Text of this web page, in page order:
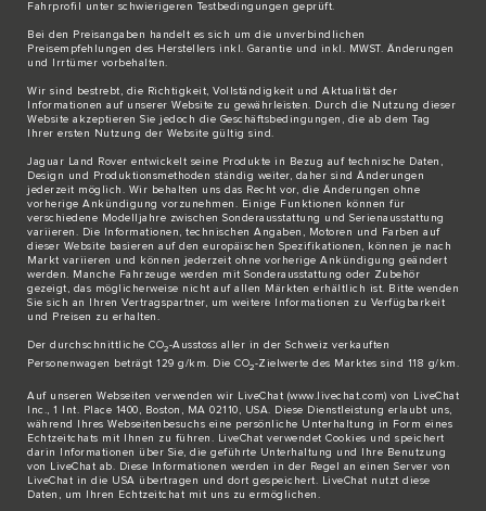
Fahrprofil unter schwierigeren Testbedingungen geprüft.
Bei den Preisangaben handelt es sich um die unverbindlichen
Preisempfehlungen des Herstellers inkl. Garantie und inkl. MWST. Änderungen
und Irrtümer vorbehalten.
Wir sind bestrebt, die Richtigkeit, Vollständigkeit und Aktualität der
Informationen auf unserer Website zu gewährleisten. Durch die Nutzung dieser
Website akzeptieren Sie jedoch die Geschäftsbedingungen, die ab dem Tag
Ihrer ersten Nutzung der Website gültig sind.
Jaguar Land Rover entwickelt seine Produkte in Bezug auf technische Daten,
Design und Produktionsmethoden ständig weiter, daher sind Änderungen
jederzeit möglich. Wir behalten uns das Recht vor, die Änderungen ohne
vorherige Ankündigung vorzunehmen. Einige Funktionen können für
verschiedene Modelljahre zwischen Sonderausstattung und Serienausstattung
variieren. Die Informationen, technischen Angaben, Motoren und Farben auf
dieser Website basieren auf den europäischen Spezifikationen, können je nach
Markt variieren und können jederzeit ohne vorherige Ankündigung geändert
werden. Manche Fahrzeuge werden mit Sonderausstattung oder Zubehör
gezeigt, das möglicherweise nicht auf allen Märkten erhältlich ist. Bitte wenden
Sie sich an Ihren Vertragspartner, um weitere Informationen zu Verfügbarkeit
und Preisen zu erhalten.
Der durchschnittliche CO2-Ausstoss aller in der Schweiz verkauften
Personenwagen beträgt 129 g/km. Die CO2-Zielwerte des Marktes sind 118 g/km.
Auf unseren Webseiten verwenden wir LiveChat (www.livechat.com) von LiveChat
Inc., 1 Int. Place 1400, Boston, MA 02110, USA. Diese Dienstleistung erlaubt uns,
während Ihres Webseitenbesuchs eine persönliche Unterhaltung in Form eines
Echtzeitchats mit Ihnen zu führen. LiveChat verwendet Cookies und speichert
darin Informationen über Sie, die geführte Unterhaltung und Ihre Benutzung
von LiveChat ab. Diese Informationen werden in der Regel an einen Server von
LiveChat in die USA übertragen und dort gespeichert. LiveChat nutzt diese
Daten, um Ihren Echtzeitchat mit uns zu ermöglichen.